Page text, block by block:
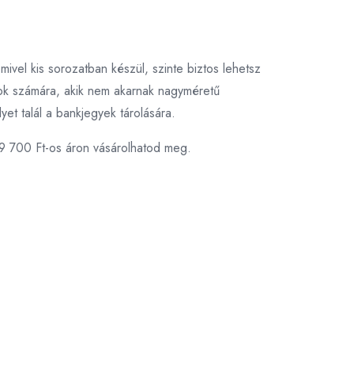
kis sorozatban készül, szinte biztos lehetsz
számára, akik nem akarnak nagyméretű
talál a bankjegyek tárolására.
700 Ft-os áron vásárolhatod meg.